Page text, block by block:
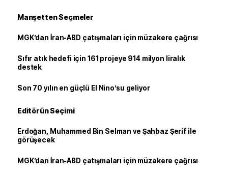
Manşetten Seçmeler
MGK’dan İran-ABD çatışmaları için müzakere çağrısı
Sıfır atık hedefi için 161 projeye 914 milyon liralık
destek
Son 70 yılın en güçlü El Nino’su geliyor
Editörün Seçimi
Erdoğan, Muhammed Bin Selman ve Şahbaz Şerif ile
görüşecek
MGK’dan İran-ABD çatışmaları için müzakere çağrısı